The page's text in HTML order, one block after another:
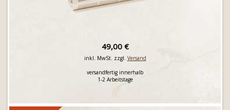
49,00 €
inkl. MwSt. zzgl. Versand
versandfertig innerhalb
1-2 Arbeitstage